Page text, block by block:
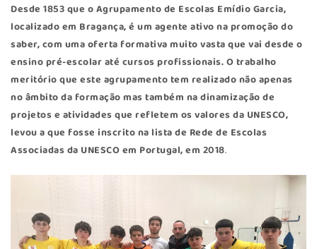
Desde 1853 que o Agrupamento de Escolas Emídio Garcia,
localizado em Bragança, é um agente ativo na promoção do
saber, com uma oferta formativa muito vasta que vai desde o
ensino pré-escolar até cursos profissionais. O trabalho
meritório que este agrupamento tem realizado não apenas
no âmbito da formação mas também na dinamização de
projetos e atividades que refletem os valores da UNESCO,
levou a que fosse inscrito na lista de Rede de Escolas
Associadas da UNESCO em Portugal, em 2018.